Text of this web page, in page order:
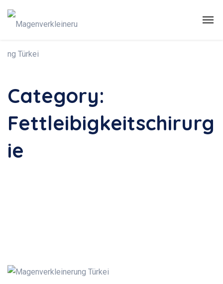
Category:
Fettleibigkeitschirurg
ie